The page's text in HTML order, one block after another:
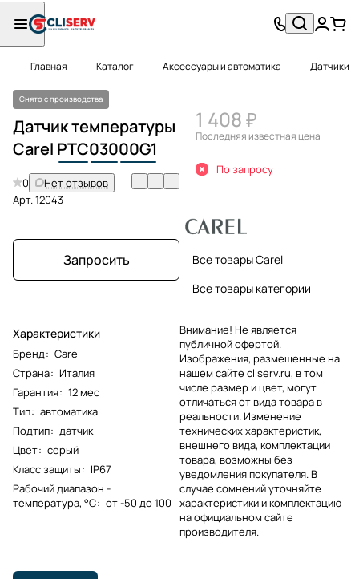
Главная Каталог Аксессуары и автоматика Датчики
Снято с производства
Датчик температуры
Carel PTC03000G1
0
Нет отзывов
Арт.12043
Запросить
Характеристики
Бренд: Carel
Страна: Италия
Гарантия: 12 мес
Тип: автоматика
Подтип: датчик
Цвет: серый
Класс защиты: IP67
Рабочий диапазон -
температура, °С: от -50 до 100
1 408 ₽
Последняя известная цена
По запросу
Все товары Carel
Все товары категории
Внимание! Не является
публичной офертой.
Изображения, размещенные на
нашем сайте cliserv.ru, в том
числе размер и цвет, могут
отличаться от вида товара в
реальности. Изменение
технических характеристик,
внешнего вида, комплектации
товара, возможны без
уведомления покупателя. В
случае сомнений уточняйте
характеристики и комплектацию
на официальном сайте
производителя.